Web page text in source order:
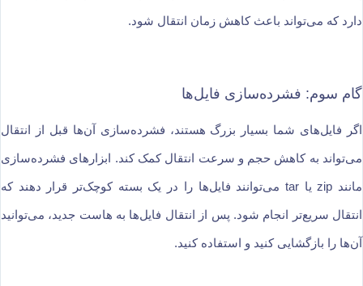
دارد که می‌تواند باعث کاهش زمان انتقال شود.
گام سوم: فشرده‌سازی فایل‌ها
اگر فایل‌های شما بسیار بزرگ هستند، فشرده‌سازی آن‌ها قبل از انتقال
می‌تواند به کاهش حجم و سرعت انتقال کمک کند. ابزارهای فشرده‌سازی
مانند zip یا tar می‌توانند فایل‌ها را در یک بسته کوچک‌تر قرار دهند که
انتقال سریع‌تر انجام شود. پس از انتقال فایل‌ها به هاست جدید، می‌توانید
آن‌ها را بازگشایی کنید و استفاده کنید.